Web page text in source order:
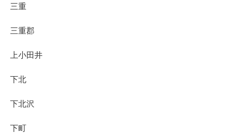
三重
三重郡
上小田井
下北
下北沢
下町